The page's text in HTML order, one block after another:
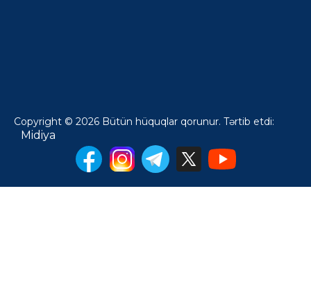
Copyright © 2026 Bütün hüquqlar qorunur. Tərtib etdi:
Midiya